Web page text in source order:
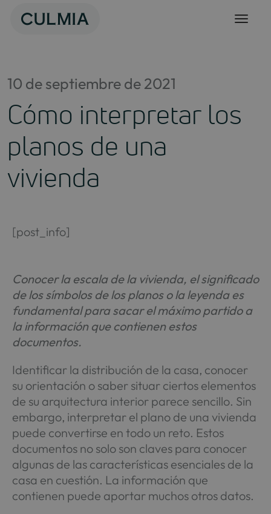
10 de septiembre de 2021
Cómo interpretar los
planos de una
vivienda
[post_info]
Conocer la escala de la vivienda, el significado
de los símbolos de los planos o la leyenda es
fundamental para sacar el máximo partido a
la información que contienen estos
documentos.
Identificar la distribución de la casa, conocer
su orientación o saber situar ciertos elementos
de su arquitectura interior parece sencillo. Sin
embargo, interpretar el plano de una vivienda
puede convertirse en todo un reto. Estos
documentos no solo son claves para conocer
algunas de las características esenciales de la
casa en cuestión. La información que
contienen puede aportar muchos otros datos.